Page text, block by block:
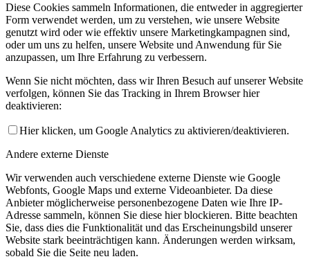
Diese Cookies sammeln Informationen, die entweder in aggregierter
Form verwendet werden, um zu verstehen, wie unsere Website
genutzt wird oder wie effektiv unsere Marketingkampagnen sind,
oder um uns zu helfen, unsere Website und Anwendung für Sie
anzupassen, um Ihre Erfahrung zu verbessern.
Wenn Sie nicht möchten, dass wir Ihren Besuch auf unserer Website
verfolgen, können Sie das Tracking in Ihrem Browser hier
deaktivieren:
Hier klicken, um Google Analytics zu aktivieren/deaktivieren.
Andere externe Dienste
Wir verwenden auch verschiedene externe Dienste wie Google
Webfonts, Google Maps und externe Videoanbieter. Da diese
Anbieter möglicherweise personenbezogene Daten wie Ihre IP-
Adresse sammeln, können Sie diese hier blockieren. Bitte beachten
Sie, dass dies die Funktionalität und das Erscheinungsbild unserer
Website stark beeinträchtigen kann. Änderungen werden wirksam,
sobald Sie die Seite neu laden.